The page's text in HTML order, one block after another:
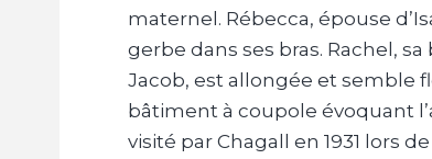
maternel. Rébecca, épouse
gerbe dans ses bras. Rachel,
Jacob, est allongée et semble
bâtiment à coupole évoquant
visité par Chagall en 1931 lors